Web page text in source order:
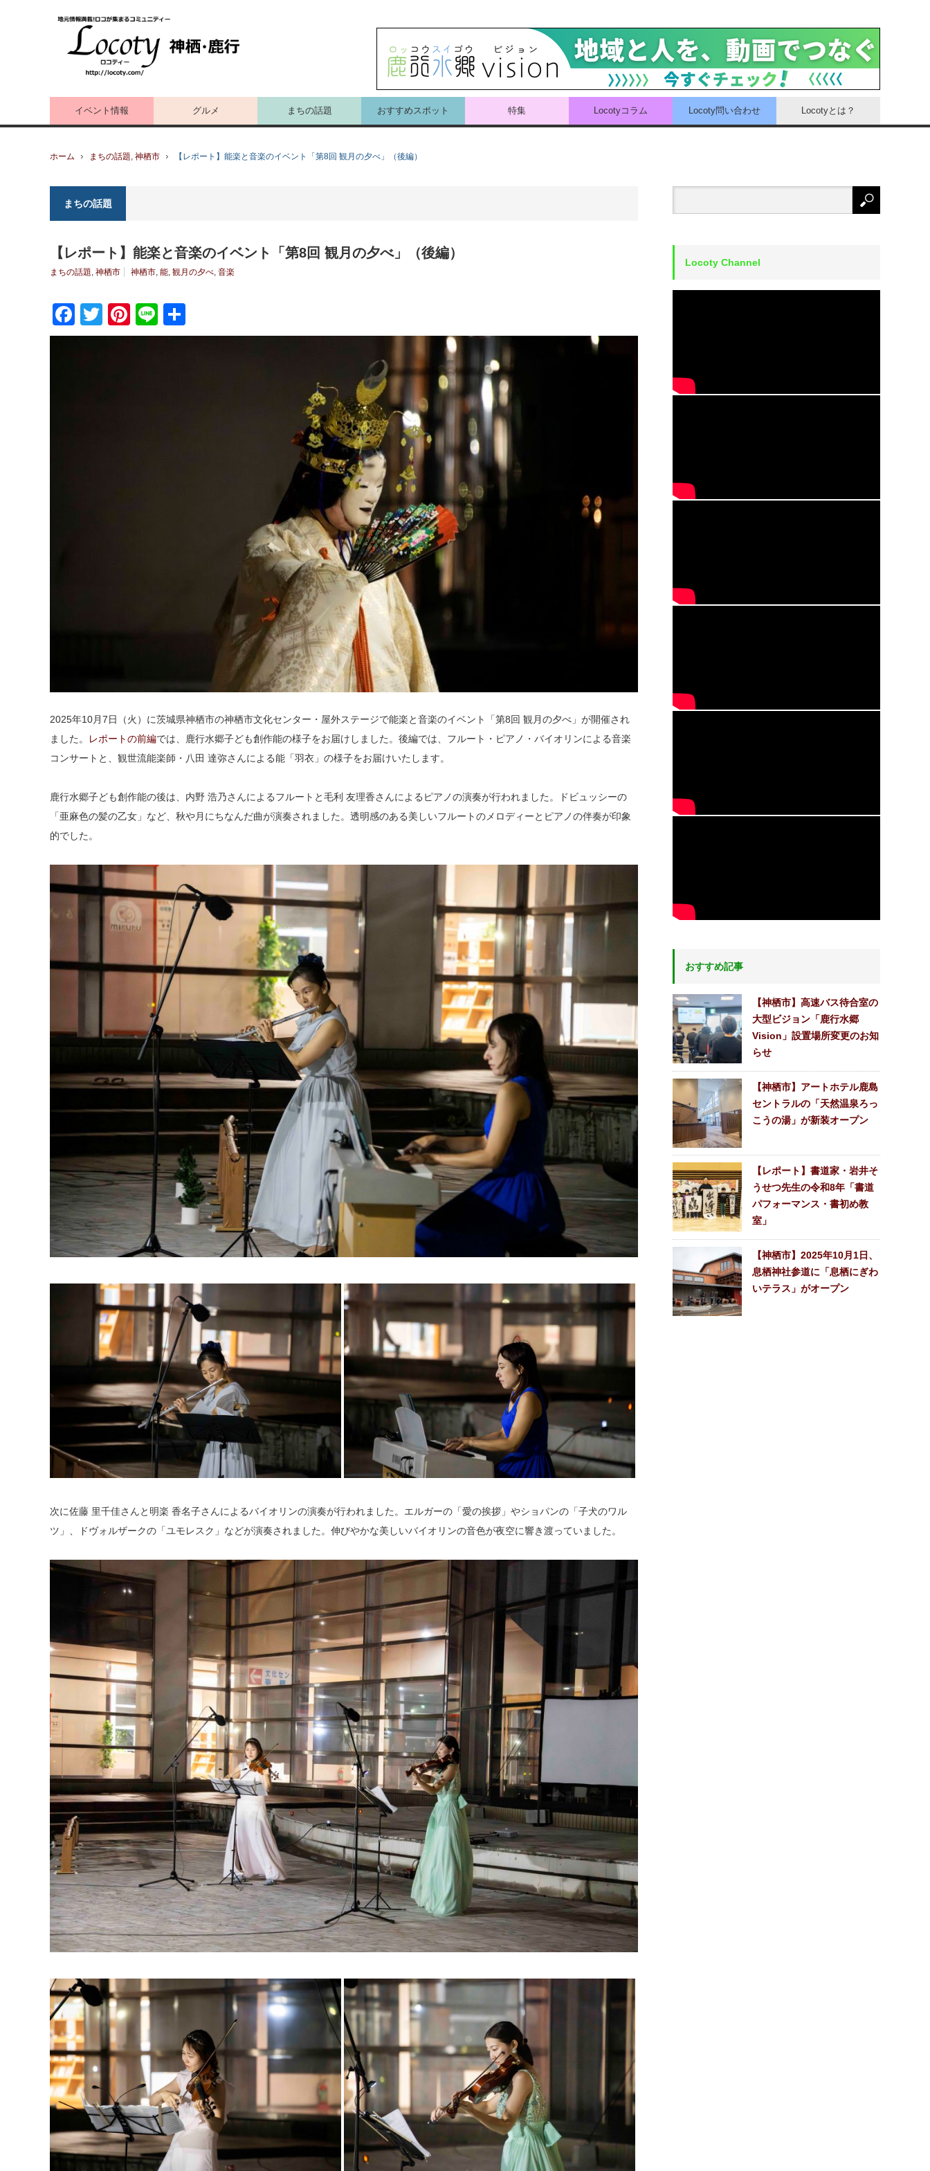
イベント情報 グルメ まちの話題 おすすめスポット 特集 Locotyコラム Locoty問い合わせ Locotyとは？
ホーム まちの話題, 神栖市 【レポート】能楽と音楽のイベント「第8回 観月の夕べ」（後編）
まちの話題
【レポート】能楽と音楽のイベント「第8回 観月の夕べ」（後編）
まちの話題, 神栖市 神栖市, 能, 観月の夕べ, 音楽
Facebook
TwitterPinterest
Line
有
2025年10月7日（火）に茨城県神栖市の神栖市文化センター・屋外ステージで能楽と音楽のイベント「第8回 観月の夕べ」が開催され
ました。
レポートの前編では、鹿行水郷子ども創作能の様子をお届けしました。後編では、フルート・ピアノ・バイオリンによる音楽
コンサートと、観世流能楽師・八田 達弥さんによる能「羽衣」の様子をお届けいたします。
鹿行水郷子ども創作能の後は、内野 浩乃さんによるフルートと毛利 友理香さんによるピアノの演奏が行われました。ドビュッシーの
「亜麻色の髪の乙女」など、秋や月にちなんだ曲が演奏されました。透明感のある美しいフルートのメロディーとピアノの伴奏が印象
的でした。
次に佐藤 里千佳さんと明楽 香名子さんによるバイオリンの演奏が行われました。エルガーの「愛の挨拶」やショパンの「子犬のワル
ツ」、ドヴォルザークの「ユモレスク」などが演奏されました。伸びやかな美しいバイオリンの音色が夜空に響き渡っていました。
Locoty Channel
おすすめ記事
【神栖市】高速バス待合室の
大型ビジョン「鹿行水郷
Vision」設置場所変更のお知
らせ
【神栖市】アートホテル鹿島
セントラルの「天然温泉ろっ
こうの湯」が新装オープン
【レポート】書道家・岩井そ
うせつ先生の令和8年「書道
パフォーマンス・書初め教
室」
【神栖市】2025年10月1日、
息栖神社参道に「息栖にぎわ
いテラス」がオープン